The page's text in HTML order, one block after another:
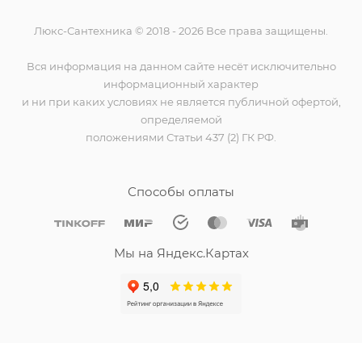
Люкс-Сантехника © 2018 - 2026 Все права защищены.
Вся информация на данном сайте несёт исключительно
информационный характер
и ни при каких условиях не является публичной офертой,
определяемой
положениями Статьи 437 (2) ГК РФ.
Способы оплаты
Мы на Яндекс.Картах